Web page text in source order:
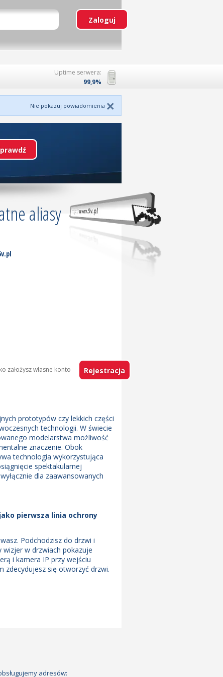
Uptime serwera:
99,9%
Nie pokazuj powiadomienia
aliasy
założysz własne konto
prototypów czy lekkich części
technologii. W świecie
modelarstwa możliwość
znaczenie. Obok
technologia wykorzystująca
spektakularnej
dla zaawansowanych
pierwsza linia ochrony
Podchodzisz do drzwi i
w drzwiach pokazuje
i kamera IP przy wejściu
zdecydujesz się otworzyć drzwi.
adresów: